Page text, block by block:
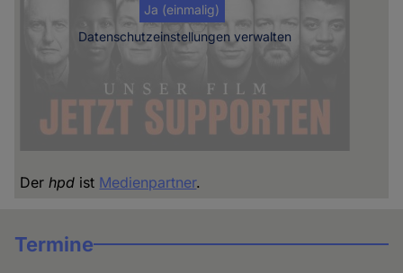
Ja (einmalig)
Datenschutzeinstellungen verwalten
Derhpd ist Medienpartner.
Termine